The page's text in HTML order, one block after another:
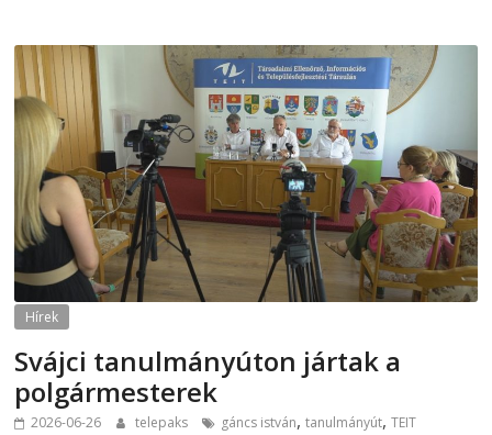
Hírek
Svájci tanulmányúton jártak a
polgármesterek
2026-06-26 telepaks gáncs istván,tanulmányút,TEIT